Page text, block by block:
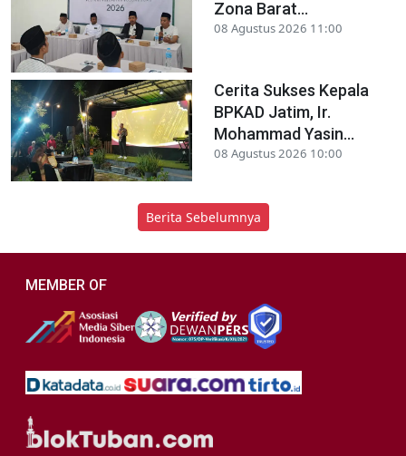
Zona Barat...
08 Agustus 2026 11:00
Cerita Sukses Kepala
BPKAD Jatim, Ir.
Mohammad Yasin...
08 Agustus 2026 10:00
Berita Sebelumnya
MEMBER OF